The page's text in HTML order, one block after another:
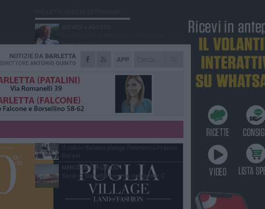
APP
NOTIZIE DA BARLETTA
DIRETTORE ANTONIO QUINTO
Barletta in B
SABATO 1 AGOSTO
Poker di Da Silva, Barletta batte Soccer
VENERDÌ 31 LUGLIO
Serie C Sky Wifi: fissate date e orari delle
prime otto giornate di campionato.
VENERDÌ 31 LUGLIO
Barletta 1922: un avvio tostissimo e
VENERDÌ 31 LUGLIO
MERCOLEDÌ 29 LUGLIO
Serie C, Barletta inserito nel girone C